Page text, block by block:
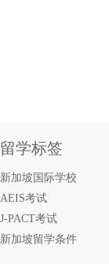
留学标签
新加坡国际学校
AEIS考试
J-PACT考试
新加坡留学条件